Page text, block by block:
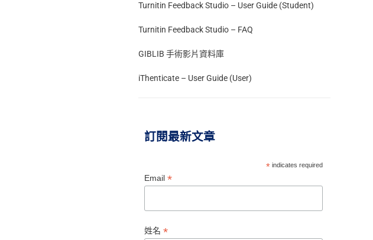
Turnitin Feedback Studio – User Guide (Student)
Turnitin Feedback Studio – FAQ
GIBLIB 手術影片資料庫
iThenticate – User Guide (User)
訂閱最新文章
* indicates required
Email *
姓名 *